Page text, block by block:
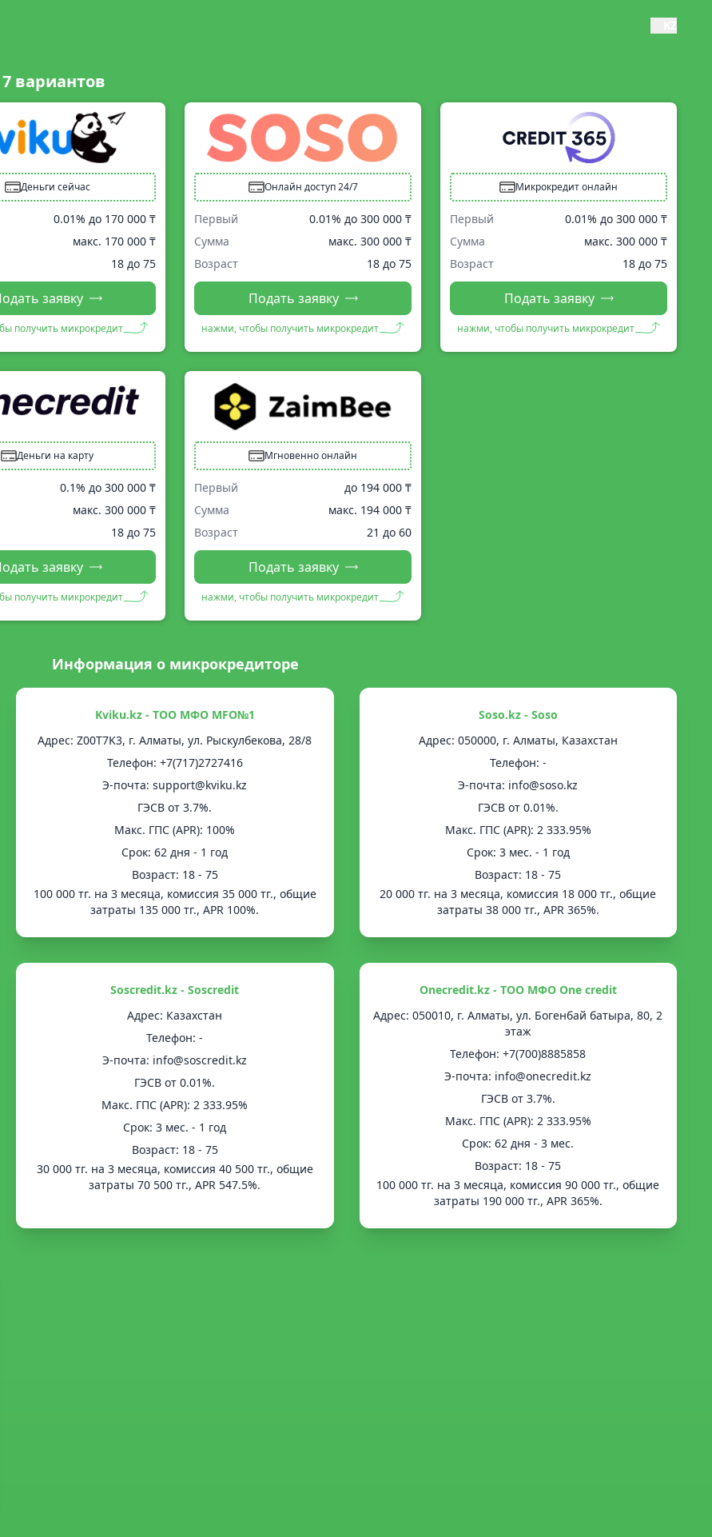
7 вариантов
Деньги сейчас
0.01% до 170 000 ₸
макс. 170 000 ₸
18 до 75
заявку
получить микрокредит
Онлайн доступ 24/7
Первый 0.01% до 300 000 ₸
Сумма
макс. 300 000 ₸
Возраст
18 до 75
Подать заявку
нажми, чтобы получить микрокредит
Микрокредит онлайн
Первый 0.01% до 300 000 ₸
Сумма
макс. 300 000 ₸
Возраст
18 до 75
Подать заявку
нажми, чтобы получить микрокредит
Деньги на карту
0.1% до 300 000 ₸
макс. 300 000 ₸
18 до 75
заявку
получить микрокредит
Мгновенно онлайн
Первый до 194 000 ₸
Сумма
макс. 194 000 ₸
Возраст
21 до 60
Подать заявку
нажми, чтобы получить микрокредит
Информация о микрокредиторе
Kviku.kz - ТОО МФО MFO№1
Адрес: Z00T7K3, г. Алматы, ул. Рыскулбекова, 28/8
Телефон: +7(717)2727416
Э-почта: support@kviku.kz
ГЭСВ от 3.7%.
Mакс. ГПС (APR): 100%
Срок: 62 дня - 1 год
Возраст: 18 - 75
100 000 тг. на 3 месяца, комиссия 35 000 тг., общие
затраты 135 000 тг., APR 100%.
Soso.kz - Soso
Адрес: 050000, г. Алматы, Казахстан
Телефон: -
Э-почта: info@soso.kz
ГЭСВ от 0.01%.
Mакс. ГПС (APR): 2 333.95%
Срок: 3 мес. - 1 год
Возраст: 18 - 75
20 000 тг. на 3 месяца, комиссия 18 000 тг., общие
затраты 38 000 тг., APR 365%.
Soscredit.kz - Soscredit
Адрес: Казахстан
Телефон: -
Э-почта: info@soscredit.kz
ГЭСВ от 0.01%.
Mакс. ГПС (APR): 2 333.95%
Срок: 3 мес. - 1 год
Возраст: 18 - 75
30 000 тг. на 3 месяца, комиссия 40 500 тг., общие
затраты 70 500 тг., APR 547.5%.
Onecredit.kz - ТОО МФО One credit
Адрес: 050010, г. Алматы, ул. Богенбай батыра, 80, 2
этаж
Телефон: +7(700)8885858
Э-почта: info@onecredit.kz
ГЭСВ от 3.7%.
Mакс. ГПС (APR): 2 333.95%
Срок: 62 дня - 3 мес.
Возраст: 18 - 75
100 000 тг. на 3 месяца, комиссия 90 000 тг., общие
затраты 190 000 тг., APR 365%.